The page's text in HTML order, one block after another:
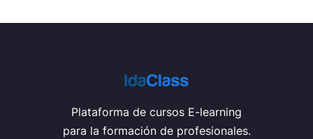
Plataforma de cursos E-learning
para la formación de profesionales.